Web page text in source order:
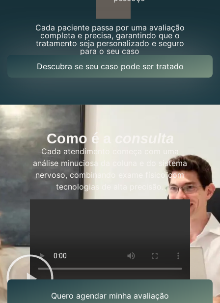
Cada paciente passa por uma avaliação
completa e precisa, garantindo que o
tratamento seja personalizado e seguro
para o seu caso
Descubra se seu caso pode ser tratado
Como é a consulta
Cada atendimento começa com uma
análise minuciosa da coluna e do sistema
nervoso, combinando exame físico com
tecnologias de alta precisão.
Quero agendar minha avaliação